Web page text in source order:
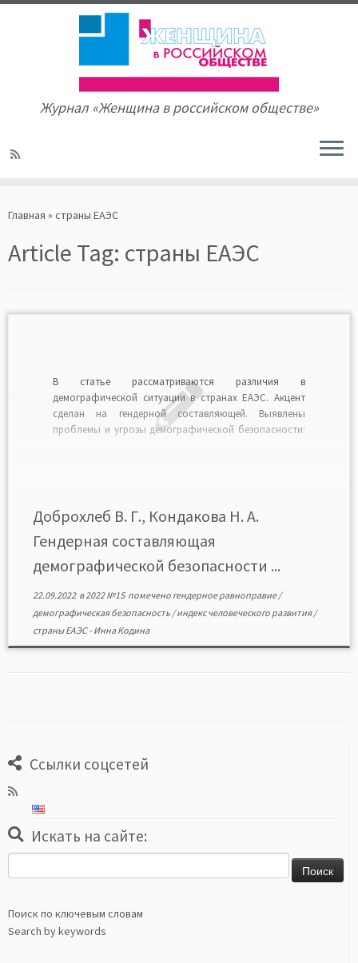
to
Журнал «Женщина в российском обществе»
Главная » страны ЕАЭС
Article Tag: страны ЕАЭС
В статье рассматриваются различия в
демографической ситуации в странах ЕАЭС. Акцент
сделан на гендерной составляющей. Выявлены
проблемы и угрозы демографической безопасности:
жизни) при рождении среди всего населения.
Показано, что для России, […]
Доброхлеб В. Г., Кондакова Н. А.
Гендерная составляющая
демографической безопасности ...
22.09.2022в2022 №1S помечено гендерное равноправие/
демографическая безопасность /индекс человеческого развития/
страны ЕАЭС- Инна Кодина
Ссылки соцсетей
Искать на сайте:
Поиск по ключевым словам
Search by keywords